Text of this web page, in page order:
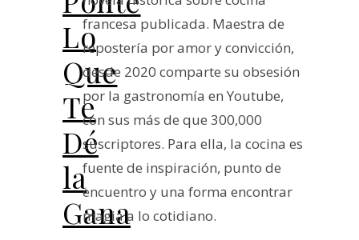
Lo
Que
Te
Dé
la
Gana
francesa publicada. Maestra de
repostería por amor y convicción,
desde 2020 comparte su obsesión
por la gastronomía en Youtube,
con sus más de que 300,000
suscriptores. Para ella, la cocina es
fuente de inspiración, punto de
encuentro y una forma encontrar
magia a lo cotidiano.